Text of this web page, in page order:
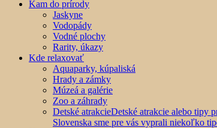
Kam do prírody
Jaskyne
Vodopády
Vodné plochy
Rarity, úkazy
Kde relaxovať
Aquaparky, kúpaliská
Hrady a zámky
Múzeá a galérie
Zoo a záhrady
Detské atrakcieDetské atrakcie alebo tipy
Slovenska sme pre vás vyprali niekoľko